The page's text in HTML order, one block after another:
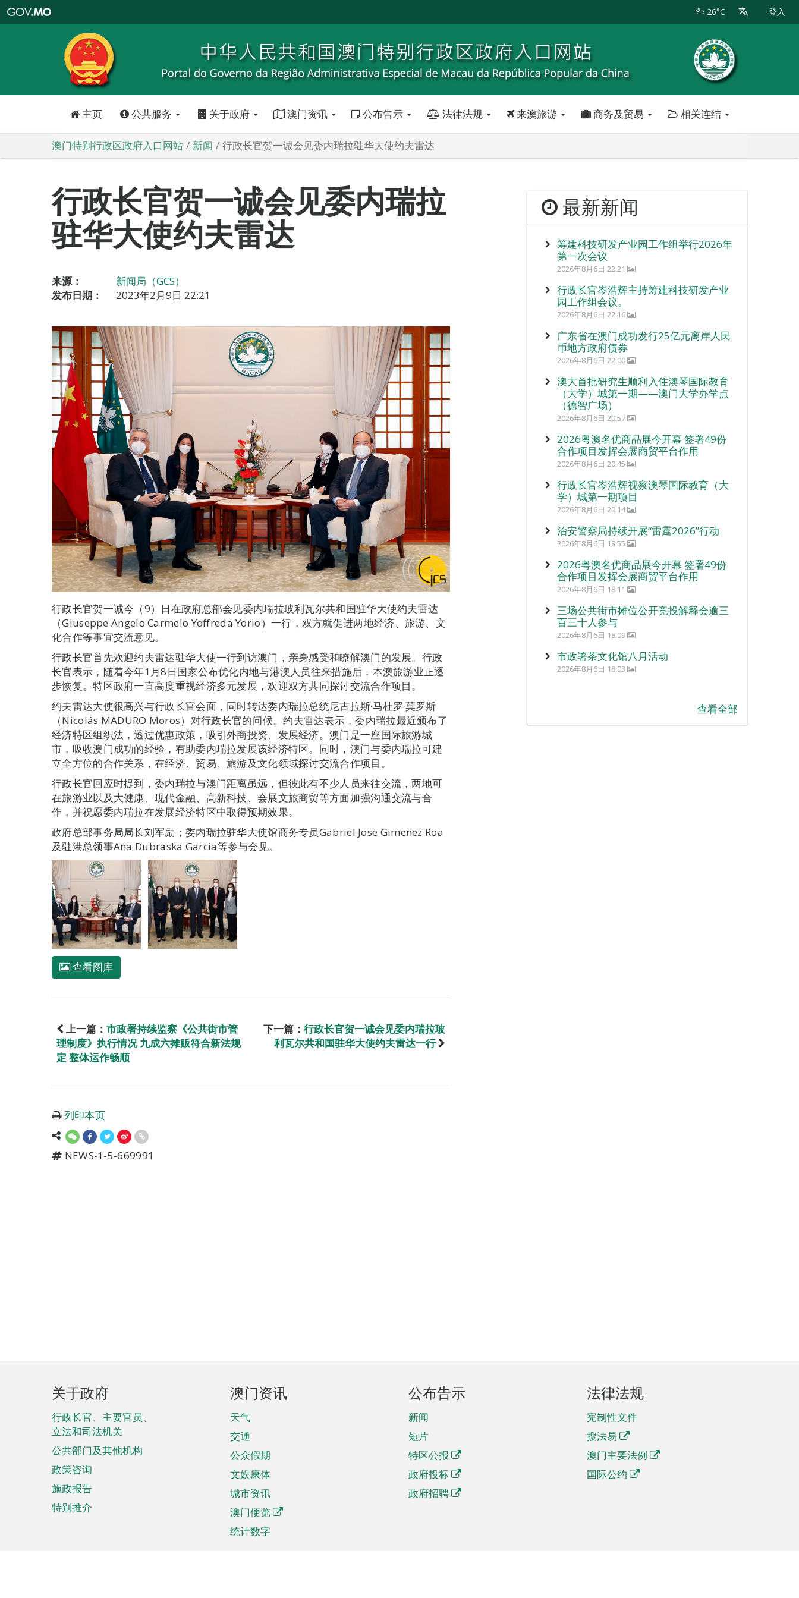
特
政
区
政
口
26°C 登入
主页 公共服务 关于政府 澳门资讯 公布告示 法律法规 来澳旅游 商务及贸易 相关连结
澳门特别行政区政府入口网站 新闻 行政长官贺一诚会见委内瑞拉驻华大使约夫雷达
行政长官贺一诚会见委内瑞拉
驻华大使约夫雷达
来源：
新闻局（GCS）
发布日期：
2023年2月9日 22:21
行政长官贺一诚今（9）日在政府总部会见委内瑞拉玻利瓦尔共和国驻华大使约夫雷达
（Giuseppe Angelo Carmelo Yoffreda Yorio）一行，双方就促进两地经济、旅游、文
化合作等事宜交流意见。
行政长官首先欢迎约夫雷达驻华大使一行到访澳门，亲身感受和瞭解澳门的发展。行政
长官表示，随着今年1月8日国家公布优化内地与港澳人员往来措施后，本澳旅游业正逐
步恢复。特区政府一直高度重视经济多元发展，欢迎双方共同探讨交流合作项目。
约夫雷达大使很高兴与行政长官会面，同时转达委内瑞拉总统尼古拉斯‧马杜罗‧莫罗斯
（Nicolás MADURO Moros）对行政长官的问候。约夫雷达表示，委内瑞拉最近颁布了
经济特区组织法，透过优惠政策，吸引外商投资、发展经济。澳门是一座国际旅游城
市，吸收澳门成功的经验，有助委内瑞拉发展该经济特区。同时，澳门与委内瑞拉可建
立全方位的合作关系，在经济、贸易、旅游及文化领域探讨交流合作项目。
行政长官回应时提到，委内瑞拉与澳门距离虽远，但彼此有不少人员来往交流，两地可
在旅游业以及大健康、现代金融、高新科技、会展文旅商贸等方面加强沟通交流与合
作，并祝愿委内瑞拉在发展经济特区中取得预期效果。
政府总部事务局局长刘军励；委内瑞拉驻华大使馆商务专员Gabriel Jose Gimenez Roa
及驻港总领事Ana Dubraska Garcia等参与会见。
查看图库
上一篇： 市政署持续监察《公共街市管
理制度》执行情况 九成六摊贩符合新法规
定 整体运作畅顺
下一篇： 行政长官贺一诚会见委内瑞拉玻
利瓦尔共和国驻华大使约夫雷达一行
列印本页
NEWS-1-5-669991
最新新闻
筹建科技研发产业园工作组举行2026年
第一次会议
2026年8月6日 22:21
行政长官岑浩辉主持筹建科技研发产业
园工作组会议。
2026年8月6日 22:16
广东省在澳门成功发行25亿元离岸人民
币地方政府债券
2026年8月6日 22:00
澳大首批研究生顺利入住澳琴国际教育
（大学）城第一期——澳门大学办学点
（德智广场）
2026年8月6日 20:57
2026粤澳名优商品展今开幕 签署49份
合作项目发挥会展商贸平台作用
2026年8月6日 20:45
行政长官岑浩辉视察澳琴国际教育（大
学）城第一期项目
2026年8月6日 20:14
治安警察局持续开展“雷霆2026”行动
2026年8月6日 18:55
2026粤澳名优商品展今开幕 签署49份
合作项目发挥会展商贸平台作用
2026年8月6日 18:11
三场公共街市摊位公开竞投解释会逾三
百三十人参与
2026年8月6日 18:09
市政署茶文化馆八月活动
2026年8月6日 18:03
查看全部
页
脚
菜
单
关于政府
行政长官、主要官员、
立法和司法机关
公共部门及其他机构
政策咨询
施政报告
特别推介
澳门资讯
天气
交通
公众假期
文娱康体
城市资讯
澳门便览
统计数字
公布告示
新闻
短片
特区公报
政府投标
政府招聘
法律法规
宪制性文件
搜法易
澳门主要法例
国际公约